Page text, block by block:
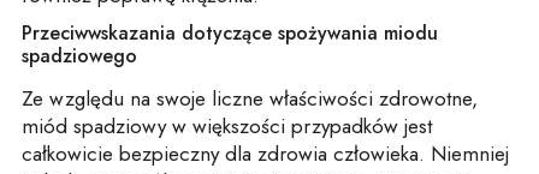
Przeciwwskazania dotyczące spożywania miodu
spadziowego
Ze względu na swoje liczne właściwości zdrowotne,
miód spadziowy w większości przypadków jest
całkowicie bezpieczny dla zdrowia człowieka. Niemniej